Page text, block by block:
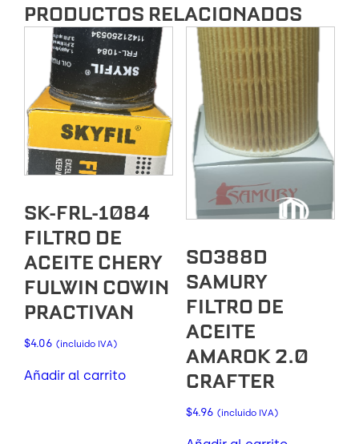
PRODUCTOS RELACIONADOS
SK-FRL-1084
FILTRO DE
ACEITE CHERY
FULWIN COWIN
PRACTIVAN
$4.06 (incluido IVA)
Añadir al carrito
SO388D
SAMURY
FILTRO DE
ACEITE
AMAROK 2.0
CRAFTER
$4.96 (incluido IVA)